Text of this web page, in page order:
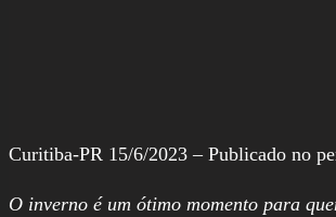
Curitiba-PR 15/6/2023 – Publicado no
O inverno é um ótimo momento para